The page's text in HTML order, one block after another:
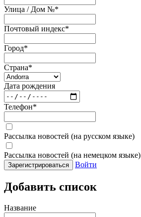
Улица / Дом №*
Почтовый индекс*
Город*
Страна*
Дата рождения
Телефон*
Рассылка новостей (на русском языке)
Рассылка новостей (на немецком языке)
Зарегистрироваться Войти
Добавить список
Название